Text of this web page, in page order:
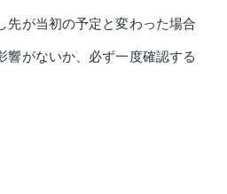
先が当初の予定と変わった場合
響がないか、必ず一度確認する